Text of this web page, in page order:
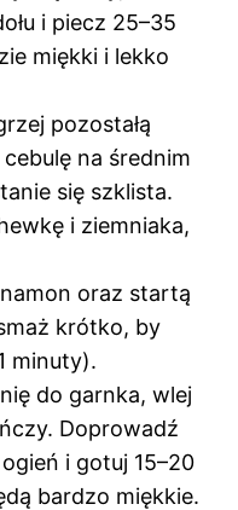
i piecz 25–35
miękki i lekko
pozostałą
na średnim
się szklista.
i ziemniaka,
oraz startą
krótko, by
minuty).
do garnka, wlej
Doprowadź
i gotuj 15–20
bardzo miękkie.